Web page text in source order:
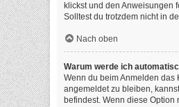
klickst und den Anweisungen
Solltest du trotzdem nicht in
Nach oben
Warum werde ich
Wenn du beim Anmelden das
angemeldet zu bleiben,
befindest. Wenn diese